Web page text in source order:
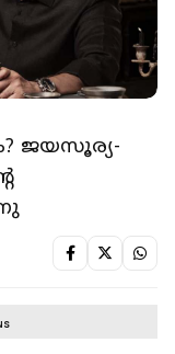
ജയസൂര്യ-